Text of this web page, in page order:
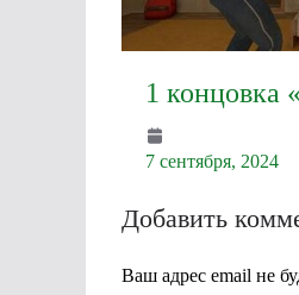
1 концовка
7 сентября, 2024
Добавить
Ваш адрес email не